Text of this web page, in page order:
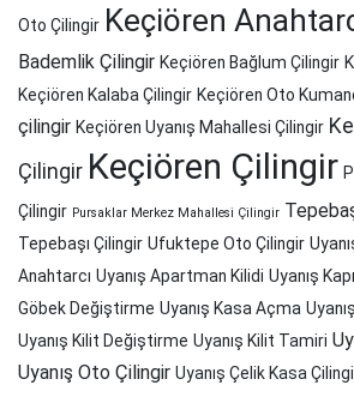
Oto Çilingir Keçiören
Bademlik Çilingir Keçiören Bağlum Çilingir
Keçiören Kalaba Çilingir Keçiören Oto
çilingir Keçiören Uyanış Mahallesi Çilingir
Çilingir Keçiören Çilingir
Çilingir Pursaklar Merkez Mahallesi Çilingir
Tepebaşı Çilingir Ufuktepe Oto Çilingir
Anahtarcı Uyanış Apartman Kilidi Uyanış
Göbek Değiştirme Uyanış Kasa Açma
Uyanış Kilit Değiştirme Uyanış Kilit Tamiri
Uyanış Oto Çilingir Uyanış Çelik Kasa